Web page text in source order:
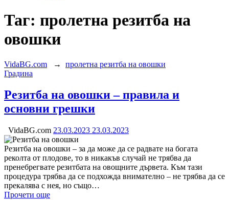
Таг: пролетна резитба на
овошки
VidaBG.com → пролетна резитба на овошки
Категория:
Градина
Резитба на овошки – правила и
основни грешки
VidaBG.com 23.03.2023 23.03.2023
Резитба на овошки – за да може да се радвате на богата
реколта от плодове, то в никакъв случай не трябва да
пренебрегвате резитбата на овощните дървета. Към тази
процедура трябва да се подхожда внимателно – не трябва да се
прекалява с нея, но също…
Прочети още